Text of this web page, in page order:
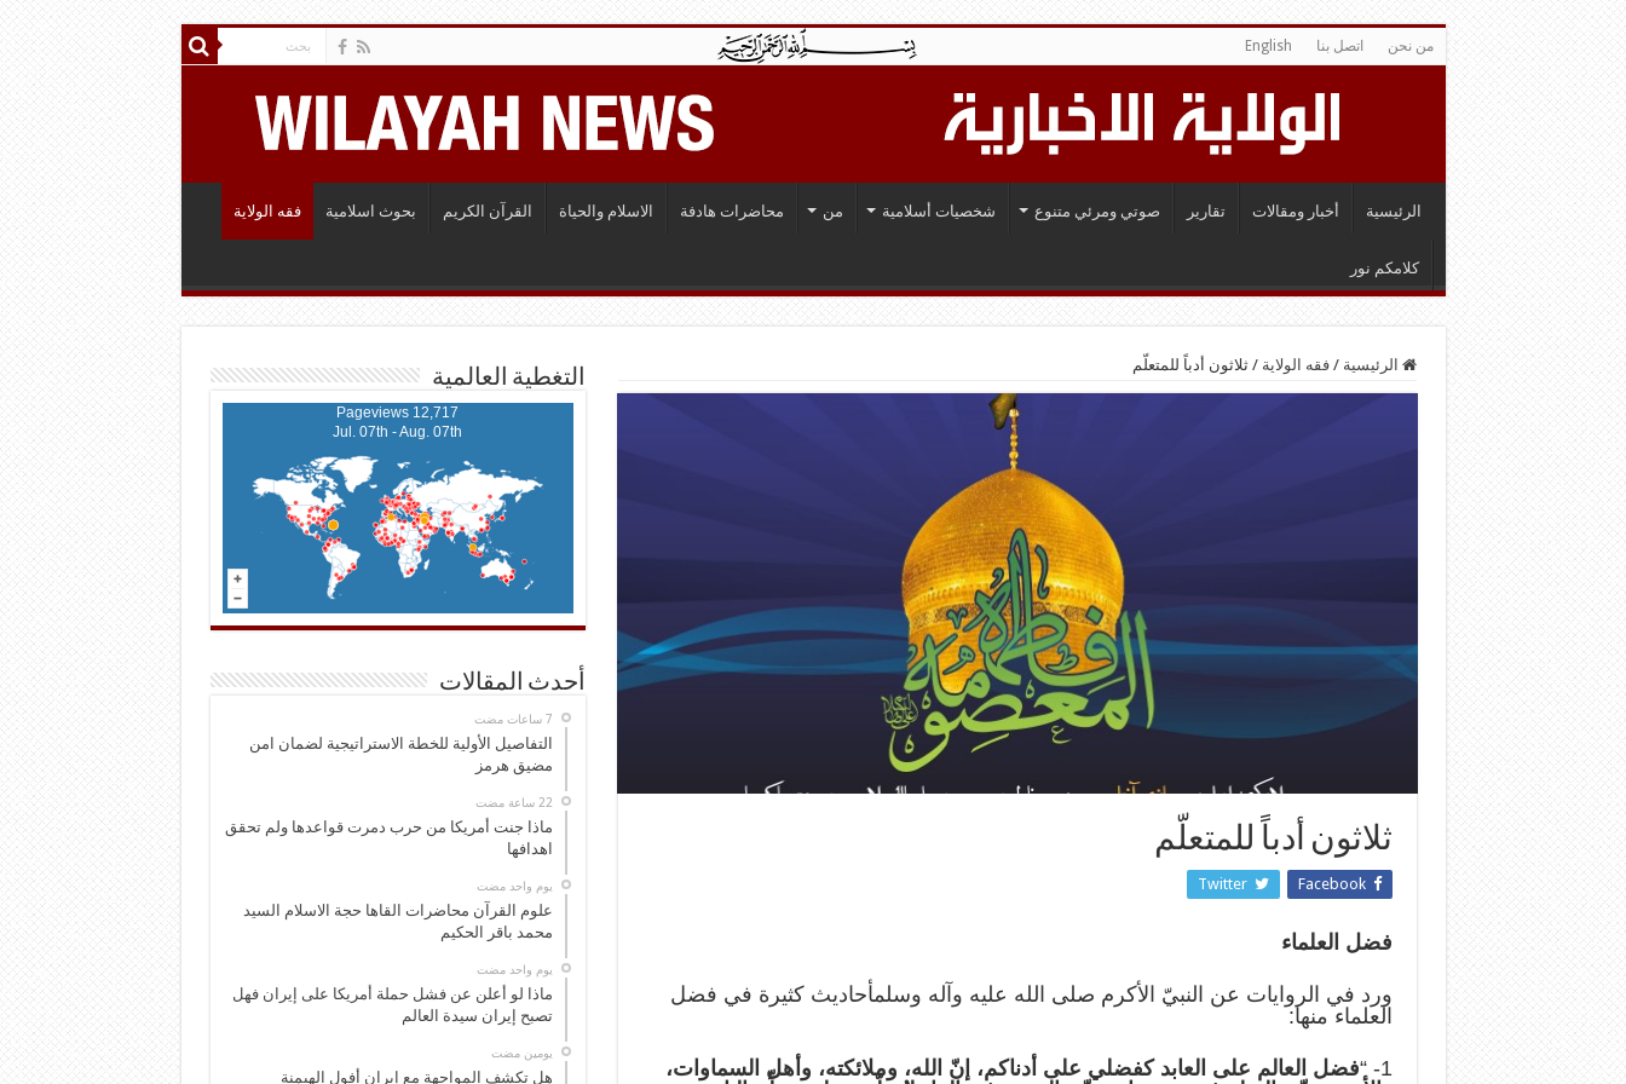
من نحن اتصل بنا English
الرئيسية أخبار ومقالات تقارير صوتي ومرئي متنوع شخصيات أسلامية من محاضرات هادفة الاسلام والحياة القرآن الكريم بحوث اسلامية فقه الولاية
كلامكم نور
الرئيسية / فقه الولاية / ثلاثون أدباً للمتعلّم
ثلاثون أدباً للمتعلّم
Facebook
Twitter
فضل العلماء
ورد في الروايات عن النبيّ الأكرم صلى الله عليه وآله وسلمأحاديث كثيرة في فضل
العلماء منها:
1- “
فضل العالم على العابد كفضلي على أدناكم، إنّ الله، وملائكته، وأهل السماوات،
التغطية العالمية
12,717 Pageviews
Jul. 07th - Aug. 07th
أحدث المقالات
التفاصيل الأولية للخطة الاستراتيجية لضمان امن
مضيق هرمز
ماذا جنت أمريكا من حرب دمرت قواعدها ولم تحقق
اهدافها
‏يوم واحد مضت
علوم القرآن محاضرات القاها حجة الاسلام السيد
محمد باقر الحكيم
‏يوم واحد مضت
ماذا لو أعلن عن فشل حملة أمريكا على إيران فهل
تصبح إيران سيدة العالم
‏يومين مضت
هل تكشف المواجهة مع إيران أفول الهيمنة